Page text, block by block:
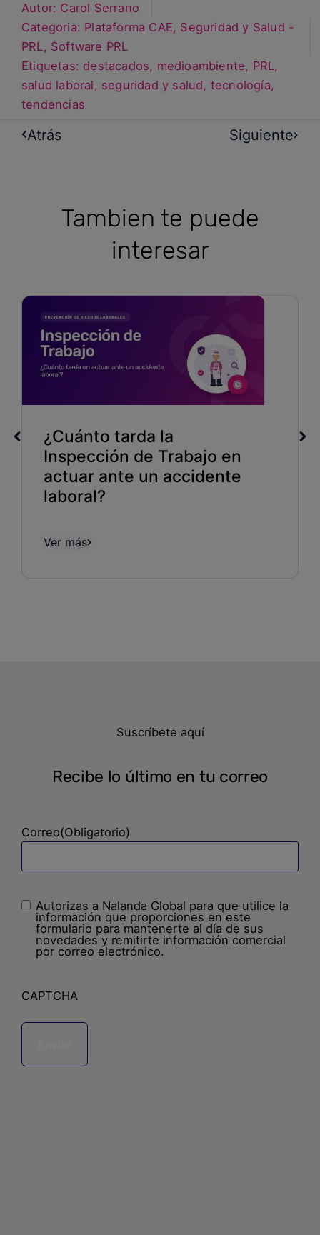
Autor: Carol Serrano
Categoria: Plataforma CAE, Seguridad y Salud -
PRL, Software PRL
Etiquetas: destacados, medioambiente, PRL,
salud laboral, seguridad y salud, tecnología,
tendencias
Atrás Siguiente
Tambien te puede
interesar
La nueva ISO
14001:2026, ¿qué
nuevos requisitos se
deben cumplir?
Suscríbete aquí
Recibe lo último en tu correo
Correo(Obligatorio)
Sin
nombre(Obligatorio)
Autorizas a Nalanda Global para que utilice la
información que proporciones en este
formulario para mantenerte al día de sus
novedades y remitirte información comercial
por correo electrónico.
CAPTCHA